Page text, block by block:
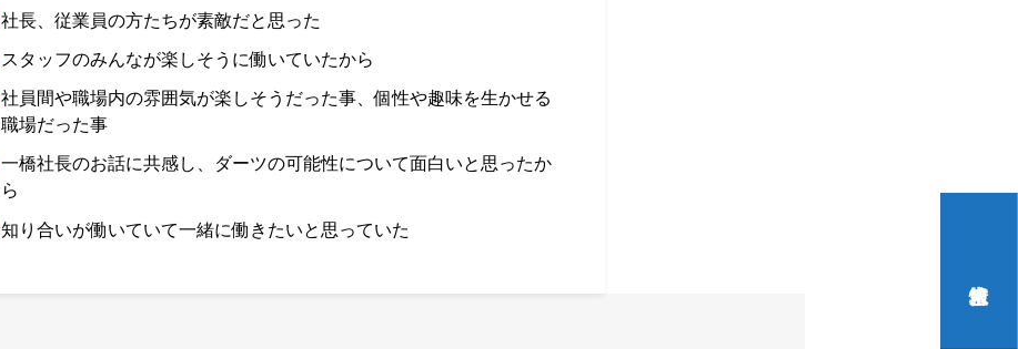
社長、従業員の方たちが素敵だと思った
スタッフのみんなが楽しそうに働いていたから
社員間や職場内の雰囲気が楽しそうだった事、個性や趣味を生かせる
職場だった事
一橋社長のお話に共感し、ダーツの可能性について面白いと思ったか
ら
知り合いが働いていて一緒に働きたいと思っていた